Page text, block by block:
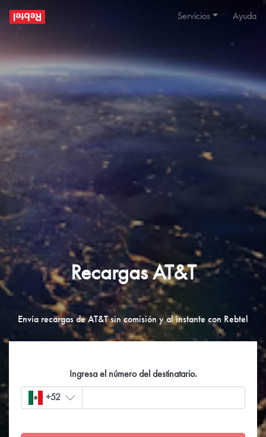
Servicios Ayuda
Recargas AT&T
Envía recargas de AT&T sin comisión y al instante con Rebtel
Ingresa el número del destinatario.
+52